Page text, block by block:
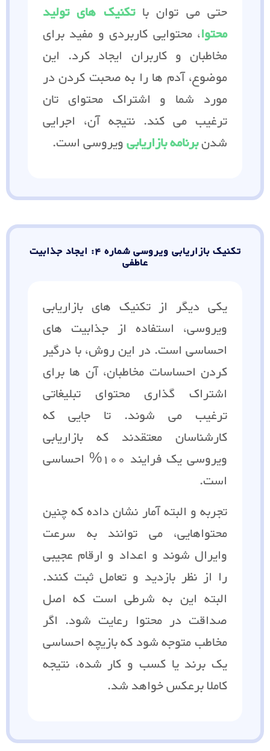
حتی می توان باتکنیک های تولید
محتوا، محتوایی کاربردی و مفید برای
مخاطبان و کاربران ایجاد کرد. این
موضوع، آدم ها را به صحبت کردن در
مورد شما و اشتراک محتوای تان
ترغیب می کند. نتیجه آن، اجرایی
شدنبرنامه بازاریابیویروسی است.
تکنیک بازاریابی ویروسی شماره 4: ایجاد جذابیت
عاطفی
یکی دیگر از تکنیک های بازاریابی
ویروسی، استفاده از جذابیت های
احساسی است. در این روش، با درگیر
کردن احساسات مخاطبان، آن ها برای
اشتراک گذاری محتوای تبلیغاتی
ترغیب می شوند. تا جایی که
کارشناسان معتقدند که بازاریابی
ویروسی یک فرایند 100% احساسی
است.
تجربه و البته آمار نشان داده که چنین
محتواهایی، می توانند به سرعت
وایرال شوند و اعداد و ارقام عجیبی
را از نظر بازدید و تعامل ثبت کنند.
البته این به شرطی است که اصل
صداقت در محتوا رعایت شود. اگر
مخاطب متوجه شود که بازیچه احساسی
یک برند یا کسب و کار شده، نتیجه
کاملا برعکس خواهد شد.